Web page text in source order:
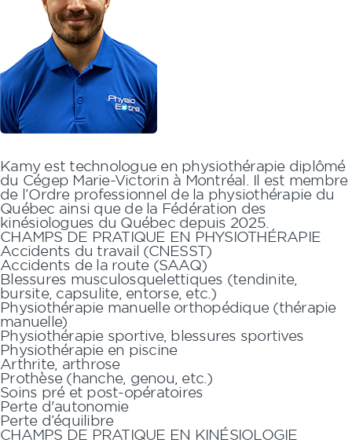
Kamyest technologue en physiothérapie diplômé
du Cégep Marie-Victorin à Montréal. Il est membre
de l’Ordre professionnel de la physiothérapie du
Québec ainsi que de la Fédération des
kinésiologues du Québec depuis 2025.
CHAMPS DE PRATIQUE EN PHYSIOTHÉRAPIE
Accidents du travail (CNESST)
Accidents de la route (SAAQ)
Blessures musculosquelettiques (tendinite,
bursite, capsulite, entorse, etc.)
Physiothérapie manuelle orthopédique (thérapie
manuelle)
Physiothérapie sportive, blessures sportives
Physiothérapie en piscine
Arthrite, arthrose
Prothèse (hanche, genou, etc.)
Soins pré et post-opératoires
Perte d'autonomie
Perte d’équilibre
CHAMPS DE PRATIQUE EN KINÉSIOLOGIE